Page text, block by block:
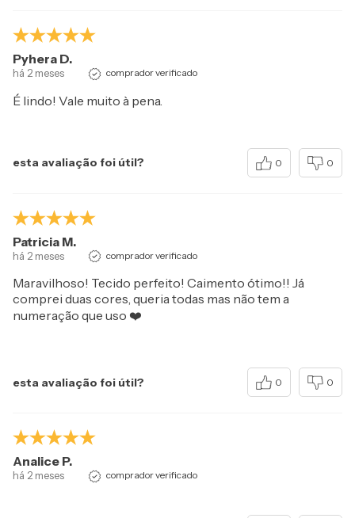
Pyhera D.
há 2 meses comprador verificado
É lindo! Vale muito à pena.
esta avaliação foi útil? 0 0
Patricia M.
há 2 meses comprador verificado
Maravilhoso! Tecido perfeito! Caimento ótimo!! Já
comprei duas cores, queria todas mas não tem a
numeração que uso ❤️
esta avaliação foi útil? 0 0
Analice P.
há 2 meses comprador verificado